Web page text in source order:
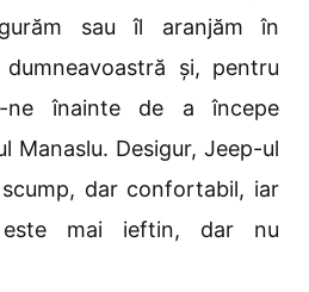
sau îl aranjăm în
și, pentru
ne înainte de a începe
Manaslu. Desigur, Jeep-ul
dar confortabil, iar
este mai ieftin, dar nu